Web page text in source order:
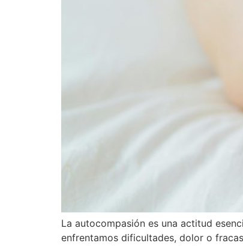
La autocompasión es una actitud
enfrentamos dificultades, dolor o